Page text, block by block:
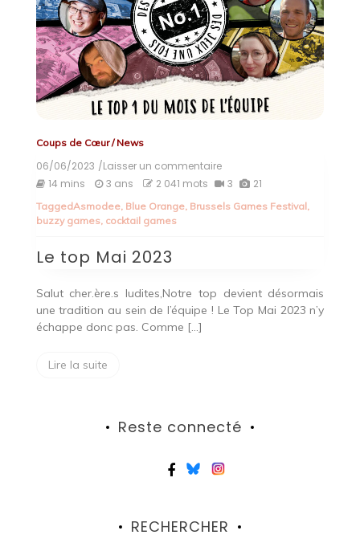
Coups de Cœur/News
06/06/2023 /Laisser un commentaireon
Le
Mai
14 mins 3 ans 2 041 mots 3 21
TaggedAsmodee, Blue Orange, Brussels Games Festival,
buzzy games, cocktail games
Le top Mai 2023
Salut cher.ère.s ludites,Notre top devient désormais
une tradition au sein de l’équipe ! Le Top Mai 2023 n’y
échappe donc pas. Comme […]
Lire la suite
Reste connecté
RECHERCHER